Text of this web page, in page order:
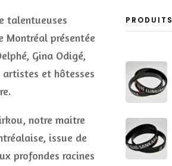
talentueuses
Montréal présentée
Gina Odigé,
artistes et hôtesses
notre maitre
issue de
profondes racines
PRODUITS